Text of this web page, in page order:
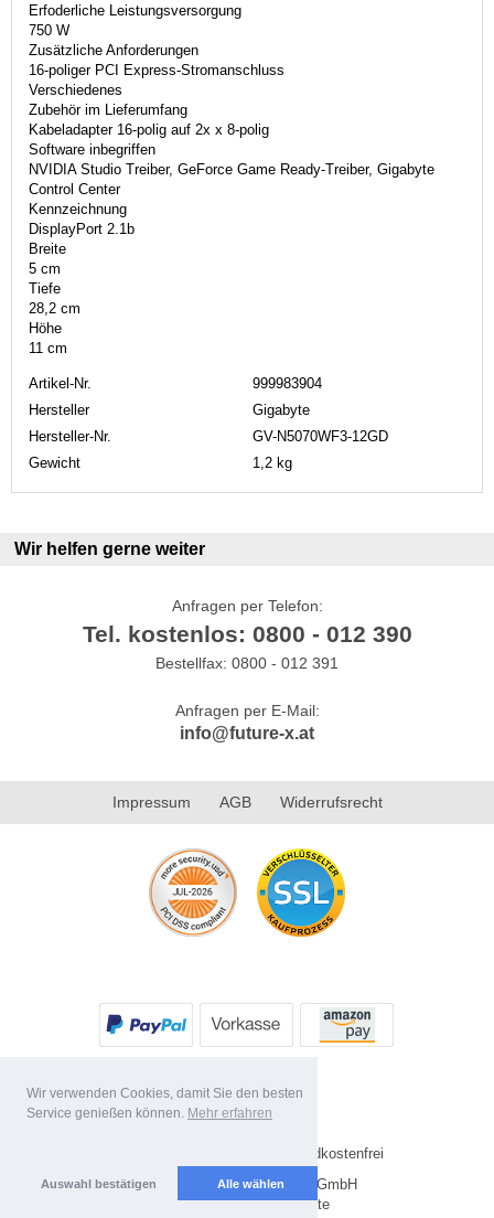
Wir verwenden Cookies, damit Sie den besten
Service genießen können. Mehr erfahren
Auswahl bestätigen Alle wählen
Erfoderliche Leistungsversorgung
750 W
Zusätzliche Anforderungen
16-poliger PCI Express-Stromanschluss
Verschiedenes
Zubehör im Lieferumfang
Kabeladapter 16-polig auf 2x x 8-polig
Software inbegriffen
NVIDIA Studio Treiber, GeForce Game Ready-Treiber, Gigabyte
Control Center
Kennzeichnung
DisplayPort 2.1b
Breite
5 cm
Tiefe
28,2 cm
Höhe
11 cm
Artikel-Nr.
999983904
Hersteller
Gigabyte
Hersteller-Nr.
GV-N5070WF3-12GD
Gewicht
1,2 kg
Wir helfen gerne weiter
Anfragen per Telefon:
Tel. kostenlos: 0800 - 012 390
Bestellfax: 0800 - 012 391
Anfragen per E-Mail:
info@future-x.at
Impressum AGB Widerrufsrecht
* Alle Preise inkl. MwSt. Versandkostenfrei
Copyright 2026 by Future-X GmbH
Mobile Shop by Shopgate